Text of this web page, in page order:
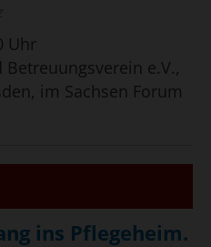
Uhr
e.V.,
im Sachsen Forum
ins Pflegeheim.